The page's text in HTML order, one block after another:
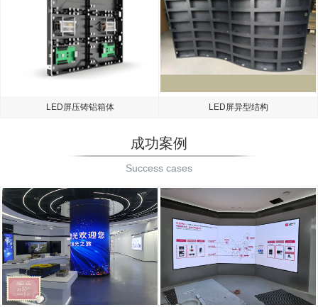
LED屏压铸铝箱体 LED屏异型结构
成功案例
Success cases